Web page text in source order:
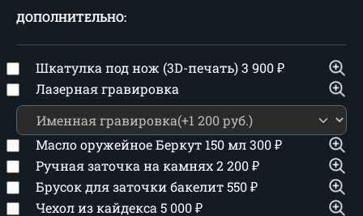
ДОПОЛНИТЕЛЬНО:
Шкатулка под нож (3D-печать)3 900₽
Лазерная гравировка
Масло оружейное Беркут 150 мл300₽
Ручная заточка на камнях2 200₽
Брусок для заточки бакелит550₽
Чехол из кайдекса 5 000₽